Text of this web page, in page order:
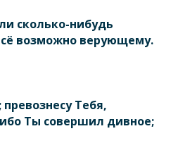
сколько-нибудь
возможно верующему.
Тебя,
Ты совершил дивное;